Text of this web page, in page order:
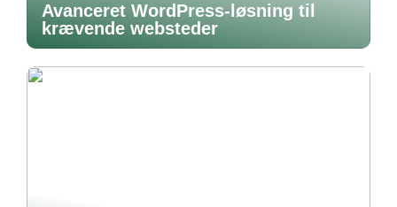
Avanceret WordPress-løsning til
krævende websteder